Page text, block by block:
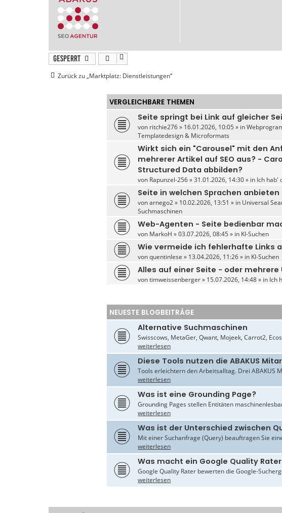
Gesperrt
Zurück zu „Marktplatz: Dienstleistungen“
VERGLEICHBARE THEMEN
Seite springt bei Link auf gleicher
von ritchie276» 16.01.2026, 10:05 » in
Templatedesign & Microformats
Wirkt sich ein "Carousel" mit den
mehrerer Artikel auf SEO aus? -
Structured Data abbilden?
von Rapunzel-256» 31.01.2026, 14:30 » in Ich hab'
Seite in welchen Sprachen anbieten
vonarnego2» 10.02.2026, 13:51 » in Universal
Suchmaschinen
Web-Agenten - Seite bedienbar
von MarkoH » 03.07.2026, 08:45 » in KI-Suchen
Wie vermeide ich fehlerhafte Links
vonquentinlese » 13.04.2026, 11:26 » in KI-Suchen
Alles auf einer Seite - oder mehrere
vontimweissenberger» 15.07.2026, 14:48 » in Ich
NEUESTE BLOGBEITRÄGE
Alternative Suchmaschinen
Swisscows, MetaGer, Qwant, Mojeek, Carrot2,
weiterlesen
Diese Tools nutzen die ABAKUS
Tools erleichtern den Arbeitsalltag. Drei ABAKUS
weiterlesen
Was ist eine Grounding Page?
Grounding Pages stellen Entitäten
weiterlesen
Was ist der Unterschied zwischen
Mit einer Suchanfrage (Query) beauftragen Sie
weiterlesen
Was macht ein Google Quality
Google Quality Rater bewerten die Google-
weiterlesen